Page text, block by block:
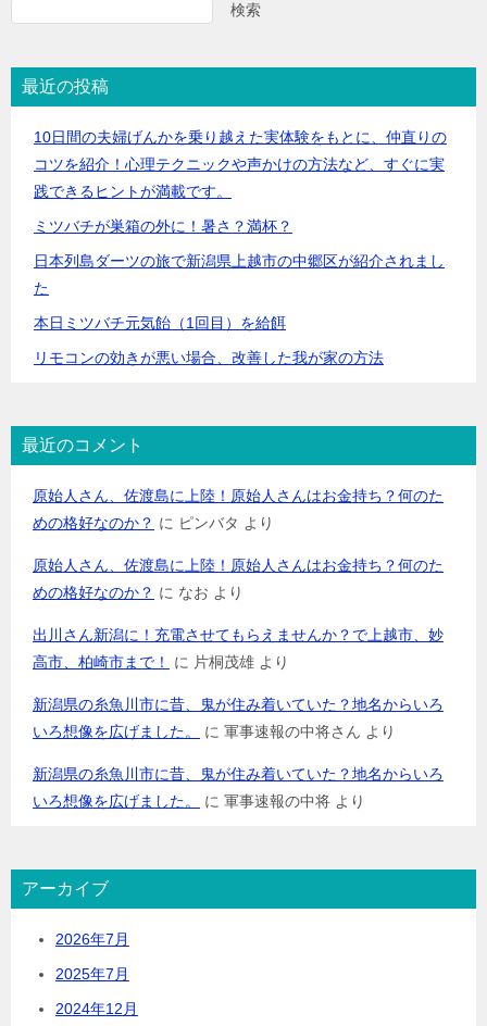
検索
最近の投稿
10日間の夫婦げんかを乗り越えた実体験をもとに、仲直りの
コツを紹介！心理テクニックや声かけの方法など、すぐに実
践できるヒントが満載です。
ミツバチが巣箱の外に！暑さ？満杯？
日本列島ダーツの旅で新潟県上越市の中郷区が紹介されまし
た
本日ミツバチ元気飴（1回目）を給餌
リモコンの効きが悪い場合、改善した我が家の方法
最近のコメント
原始人さん、佐渡島に上陸！原始人さんはお金持ち？何のた
めの格好なのか？ に ピンバタ より
原始人さん、佐渡島に上陸！原始人さんはお金持ち？何のた
めの格好なのか？ に なお より
出川さん新潟に！充電させてもらえませんか？で上越市、妙
高市、柏崎市まで！
に 片桐茂雄 より
新潟県の糸魚川市に昔、鬼が住み着いていた？地名からいろ
いろ想像を広げました。
に 軍事速報の中将さん より
新潟県の糸魚川市に昔、鬼が住み着いていた？地名からいろ
いろ想像を広げました。
に 軍事速報の中将 より
アーカイブ
2026年7月
2025年7月
2024年12月